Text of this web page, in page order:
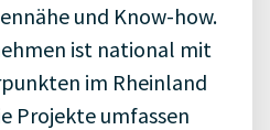
und Know-how.
ist national mit
im Rheinland
Projekte umfassen